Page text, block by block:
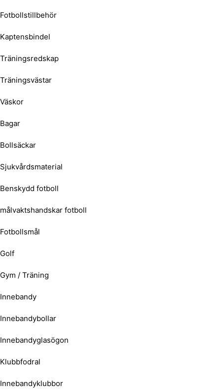
Fotbollstillbehör
Kaptensbindel
Träningsredskap
Träningsvästar
Väskor
Bagar
Bollsäckar
Sjukvårdsmaterial
Benskydd fotboll
målvaktshandskar fotboll
Fotbollsmål
Golf
Gym / Träning
Innebandy
Innebandybollar
Innebandyglasögon
Klubbfodral
Innebandyklubbor